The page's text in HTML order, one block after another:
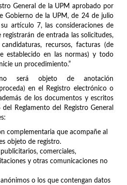
General de la UPM aprobado por
Gobierno de la UPM, de 24 de julio
artículo 7, las consideraciones de
registrarán de entrada las solicitudes,
candidaturas, recursos, facturas (de
establecido en las normas) y todo
un procedimiento.”
no será objeto de anotación
en el Registro electrónico o
de los documentos y escritos
Reglamento del Registro General
complementaria que acompañe al
objeto de registro.
comerciales,
y otras comunicaciones no
o los que contengan datos